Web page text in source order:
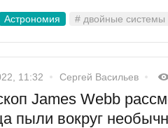
Астрономия # двойные системы
11:32 Сергей Васильев
James Webb
пыли вокруг